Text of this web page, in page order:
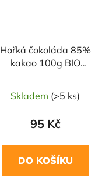
Hořká čokoláda 85%
kakao 100g BIO
Skladem (>5 ks)
95 Kč
DO KOŠÍKU